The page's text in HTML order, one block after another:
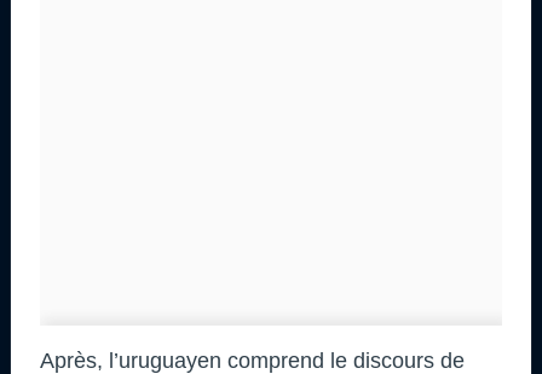
Après, l’uruguayen comprend le discours de